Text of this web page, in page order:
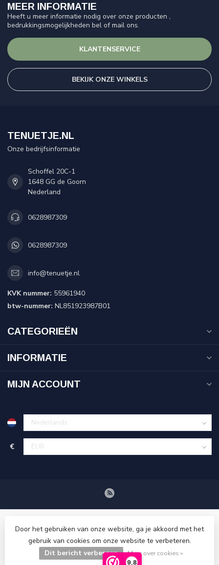
9,8
MEER INFORMATIE
Heeft u meer informatie nodig over onze producten ,
bedrukkingsmogelijkheden bel of mail ons.
KLANTENSERVICE
BEKIJK ONZE WINKELS
TENUETJE.NL
Onze bedrijfsinformatie
Schoffel 20C-1
1648 GG de Goorn
Nederland
0628987309
0628987309
info@tenuetje.nl
KVK nummer: 55961940
btw-nummer: NL851923987B01
CATEGORIEËN
INFORMATIE
MIJN ACCOUNT
€
© Copyright 2026 Tenuetje.nl
Door het gebruiken van onze website, ga je akkoord met het
gebruik van cookies om onze website te verbeteren.
Dit bericht verbergen
Meer over cookies »